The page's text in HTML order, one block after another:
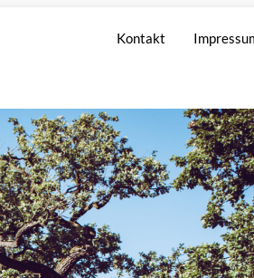
Kontakt